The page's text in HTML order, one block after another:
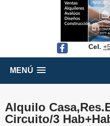
Facebook Cel.
MENÚ
Alquilo
Circuito/3